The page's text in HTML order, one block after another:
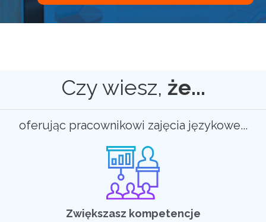
Czy wiesz, że...
oferując pracownikowi zajęcia językowe...
Zwiększasz kompetencje